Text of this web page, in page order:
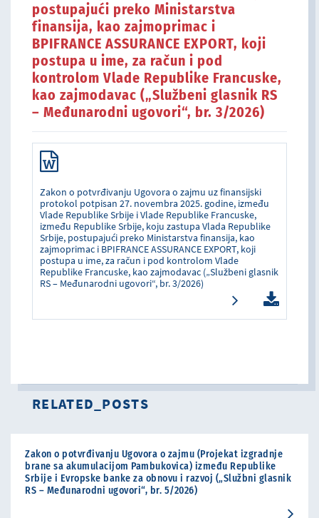
postupajući preko Ministarstva
finansija, kao zajmoprimac i
BPIFRANCE ASSURANCE EXPORT, koji
postupa u ime, za račun i pod
kontrolom Vlade Republike Francuske,
kao zajmodavac („Službeni glasnik RS
– Međunarodni ugovori“, br. 3/2026)
Zakon o potvrđivanju Ugovora o zajmu uz finansijski
protokol potpisan 27. novembra 2025. godine, između
Vlade Republike Srbije i Vlade Republike Francuske,
između Republike Srbije, koju zastupa Vlada Republike
Srbije, postupajući preko Ministarstva finansija, kao
zajmoprimac i BPIFRANCE ASSURANCE EXPORT, koji
postupa u ime, za račun i pod kontrolom Vlade
Republike Francuske, kao zajmodavac („Službeni glasnik
RS – Međunarodni ugovori“, br. 3/2026)
RELATED_POSTS
Zakon o potvrđivanju Ugovora o zajmu (Projekat izgradnje
brane sa akumulacijom Pambukovica) između Republike
Srbije i Evropske banke za obnovu i razvoj („Službni glasnik
RS – Međunarodni ugovori“, br. 5/2026)